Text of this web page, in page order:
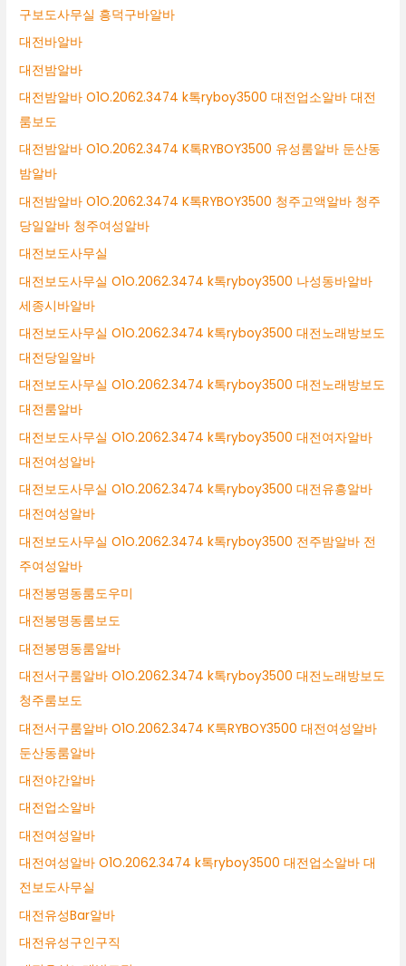
구보도사무실 흥덕구바알바
대전바알바
대전밤알바
대전밤알바 O1O.2062.3474 k톡ryboy3500 대전업소알바 대전
룸보도
대전밤알바 O1O.2062.3474 K톡RYBOY3500 유성룸알바 둔산동
밤알바
대전밤알바 O1O.2062.3474 K톡RYBOY3500 청주고액알바 청주
당일알바 청주여성알바
대전보도사무실
대전보도사무실 O1O.2062.3474 k톡ryboy3500 나성동바알바
세종시바알바
대전보도사무실 O1O.2062.3474 k톡ryboy3500 대전노래방보도
대전당일알바
대전보도사무실 O1O.2062.3474 k톡ryboy3500 대전노래방보도
대전룸알바
대전보도사무실 O1O.2062.3474 k톡ryboy3500 대전여자알바
대전여성알바
대전보도사무실 O1O.2062.3474 k톡ryboy3500 대전유흥알바
대전여성알바
대전보도사무실 O1O.2062.3474 k톡ryboy3500 전주밤알바 전
주여성알바
대전봉명동룸도우미
대전봉명동룸보도
대전봉명동룸알바
대전서구룸알바 O1O.2062.3474 k톡ryboy3500 대전노래방보도
청주룸보도
대전서구룸알바 O1O.2062.3474 K톡RYBOY3500 대전여성알바
둔산동룸알바
대전야간알바
대전업소알바
대전여성알바
대전여성알바 O1O.2062.3474 k톡ryboy3500 대전업소알바 대
전보도사무실
대전유성Bar알바
대전유성구인구직